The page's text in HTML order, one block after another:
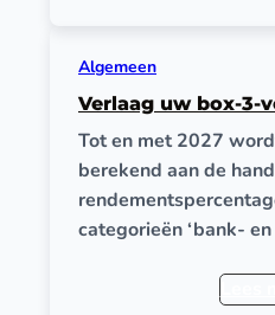
Algemeen
Verlaag uw box-3-
Tot en met 2027
berekend aan de
categorieën ‘bank- en